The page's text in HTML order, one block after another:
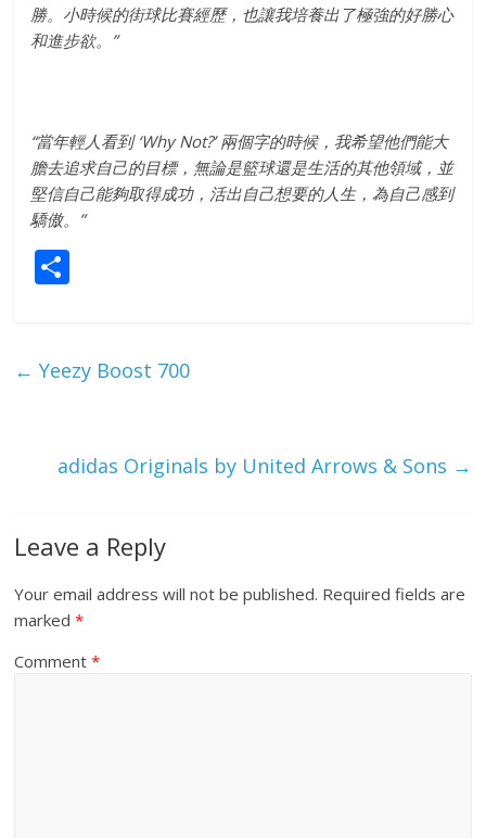
勝。小時候的街球比賽經歷，也讓我培養出了極強的好勝心
和進步欲。 ”
“當年輕人看到‘Why Not?’兩個字的時候，我希望他們能大
膽去追求自己的目標， 無論是籃球還是生活的其他領域，並
堅信自己能夠取得成功， 活出自己想要的人生，為自己感到
驕傲。 ”
e
← Yeezy Boost 700
adidas Originals by United Arrows & Sons →
Leave a Reply
Your email address will not be published. Required fields are
marked*
Comment*